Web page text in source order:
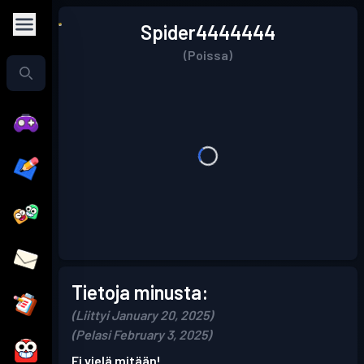
Spider4444444
(Poissa)
Tietoja minusta:
(Liittyi January 20, 2025)
(Pelasi February 3, 2025)
Ei vielä mitään!